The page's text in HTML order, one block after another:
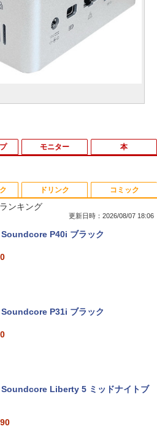
】Panasonic Let's note SV8 CF-
【i5-8365U 8G 256G(SSD)
12LCD(1920x1200)】【ECセンタ
保証期間1ヶ月【ランクC】
トパソコン Lenovo ThinkPad L570
代Core i5 メモリ16GB SSD256GB
Pro 送料無料 保証付き
円OFFクーポン】【訳アリ】【W
コン 13.3インチ SSD256GB メモ
ソコン | Dell | OptiPlex 3040 SFF
| デスクトップ | 一年保証 |
代 | Core i5 6500 3.2(～最大3.6)G
MEM:8GB | HDD:500GB | DVDマル
英語/中国語/日本語版 WINDOWS X
/ WIN7 /WIN10 インストール（購
スクトップパソコン Core I3 OR I
大100%ポイント】HP ProDesk 6
モニター
ソンセール期間中ポイント5倍】中
ター 23.8インチ ワイド ノングレ
ルHD PHILIPS 243V7Q ブラック V
HDMI スピーカー搭載 動作確認
送料無料 30日保証
スドリームス 厳選おまかせモニター
〜27型ワイド 【HDMI対応 / FULL
) テレワーク デュアルモニター S
スリムベゼル AH-IPSパネル 解像
本
リバリバース 1 金のバリバコイン
き特装版 （コロコロコミックス） [
ンキング
更新日時：2026/08/07 18:06
P40i ブラック
P31i ブラック
Liberty 5 ミッドナイトブ
ドリンク コミック